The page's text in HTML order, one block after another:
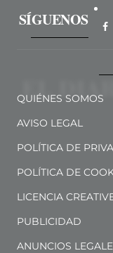
SÍGUENOS
QUIÉNES SOMOS
AVISO LEGAL
POLÍTICA DE
POLÍTICA DE
LICENCIA
PUBLICIDAD
ANUNCIOS